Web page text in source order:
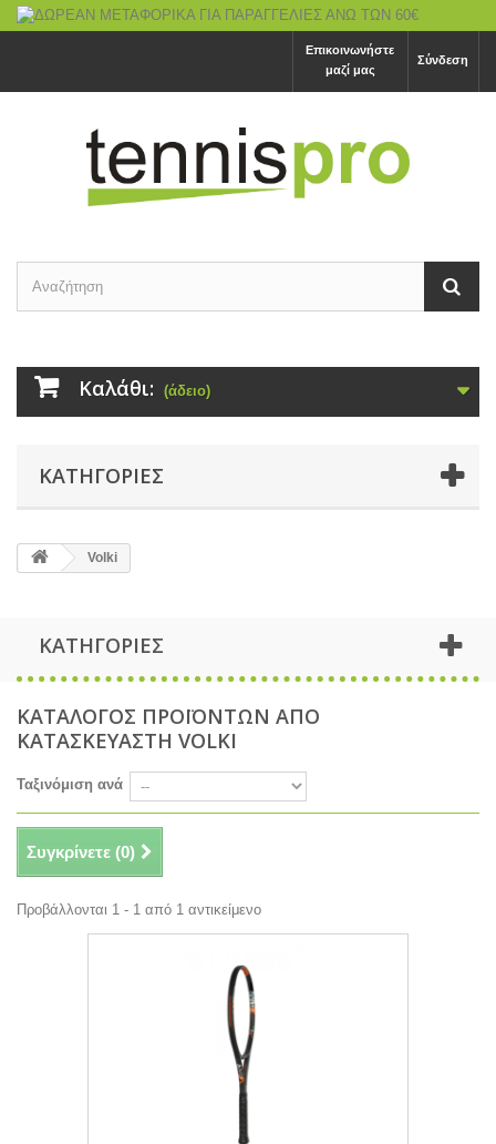
Σύνδεση
Επικοινωνήστε
μαζί μας
Καλάθι: (άδειο)
ΚΑΤΗΓΟΡΙΕΣ
Volki
ΚΑΤΗΓΟΡΙΕΣ
ΚΑΤΑΛΟΓΟΣ ΠΡΟΪΟΝΤΩΝ ΑΠΟ
ΚΑΤΑΣΚΕΥΑΣΤΗ VOLKI
Ταξινόμιση ανά
Συγκρίνετε (0)
Προβάλλονται 1 - 1 από 1 αντικείμενο